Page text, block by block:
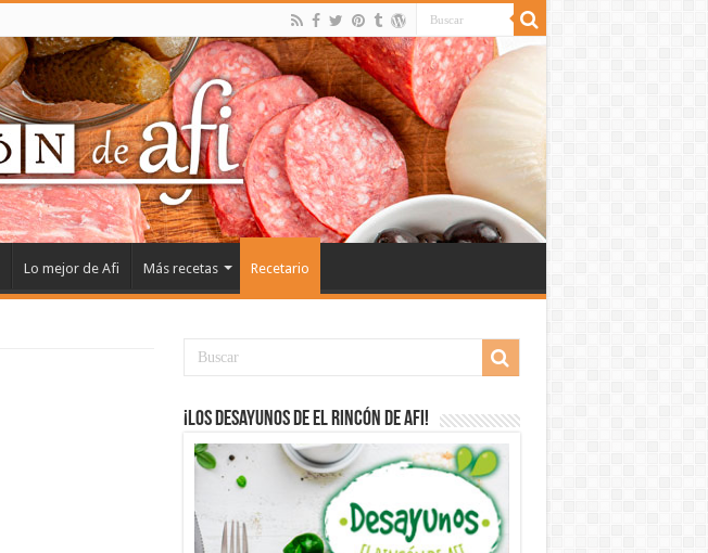
Lo mejor de Afi Más recetas Recetario
¡Los desayunos de El Rincón de Afi!